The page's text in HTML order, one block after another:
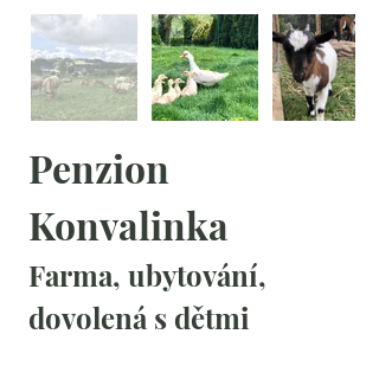
Penzion
Konvalinka
Farma, ubytování,
dovolená s dětmi